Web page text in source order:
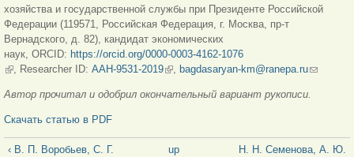
хозяйства и государственной службы при Президенте Российской
Федерации (119571, Российская Федерация, г. Москва, пр-т
Вернадского, д. 82), кандидат экономических
наук, ORCID: https://orcid.org/0000-0003-4162-1076
(link is external)
, Researcher ID: AAH-9531-2019(link is external)
, bagdasaryan-km@ranepa.ru(link
mail)
Автор прочитал и одобрил окончательный вариант рукописи.
Скачать статью в PDF
‹ В. П. Воробьев, С. Г.
up
Н. Н. Семенова, А. Ю.